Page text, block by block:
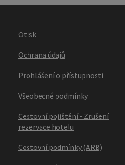
Otisk
Ochrana údajů
Prohlášení o přístupnosti
Všeobecné podmínky
Cestovní pojištění - Zrušení
rezervace hotelu
Cestovní podmínky (ARB)